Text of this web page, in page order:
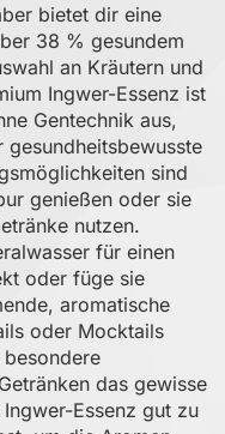
bietet dir eine
38 % gesundem
an Kräutern und
Ingwer-Essenz ist
Gentechnik aus,
sind
genießen oder sie
nutzen.
für einen
oder füge sie
aromatische
oder Mocktails
das gewisse
Essenz gut zu